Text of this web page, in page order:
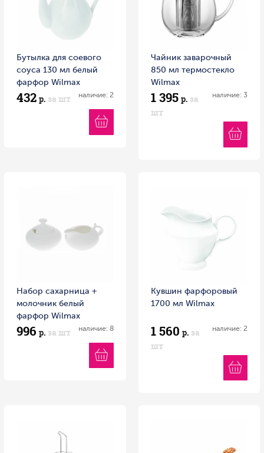
Бутылка для соевого
соуса 130 мл белый
фарфор Wilmax
432 р. за шт наличие: 2
Чайник заварочный
850 мл термостекло
Wilmax
1 395 р. за
шт
наличие: 3
Набор сахарница +
молочник белый
фарфор Wilmax
996 р. за шт наличие: 8
Кувшин фарфоровый
1700 мл Wilmax
1 560 р. за
шт
наличие: 2